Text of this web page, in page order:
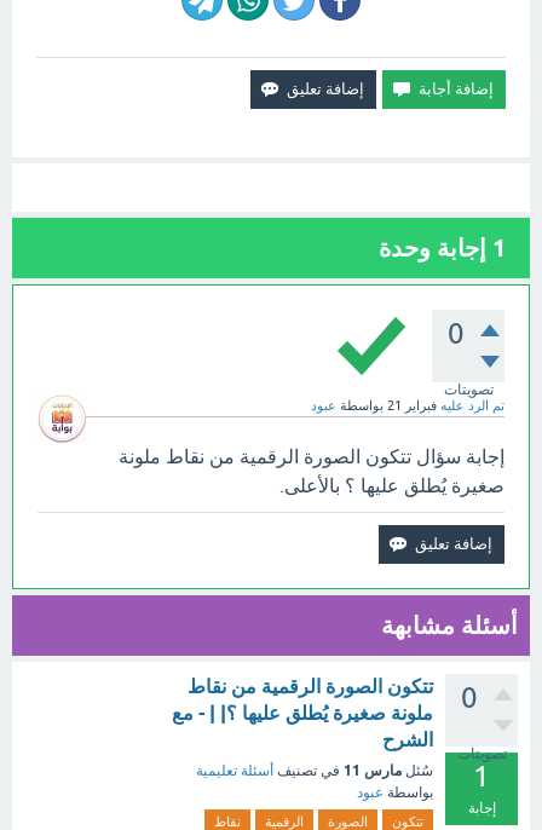
1 إجابة وحدة
0
تصويتات
تم الرد عليه فبراير 21 بواسطة عبود
إجابة سؤال تتكون الصورة الرقمية من نقاط ملونة
صغيرة يُطلق عليها ؟ بالأعلى.
أسئلة مشابهة
0
تصويتات
1
إجابة
تتكون الصورة الرقمية من نقاط
ملونة صغيرة يُطلق عليها ؟| | - مع
الشرح
سُئل مارس 11 في تصنيف أسئلة تعليمية
بواسطة عبود
تتكون الصورة الرقمية
نقاط